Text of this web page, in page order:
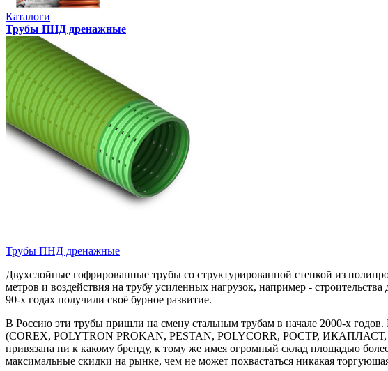
Каталоги
Трубы ПНД дренажные
Трубы ПНД дренажные
Двухслойные гофрированные трубы со структурированной стенкой из
метров и воздействия на трубу усиленных нагрузок, например -
90-х годах получили своё бурное развитие.
В Россию эти трубы пришли на смену стальным трубам в начале 2000-х
(COREX, POLYTRON PROKAN, PESTAN, POLYCORR, РОСТР,
привязана ни к какому бренду, к тому же имея огромный склад площадью
максимальные скидки на рынке, чем не может похвастаться никакая